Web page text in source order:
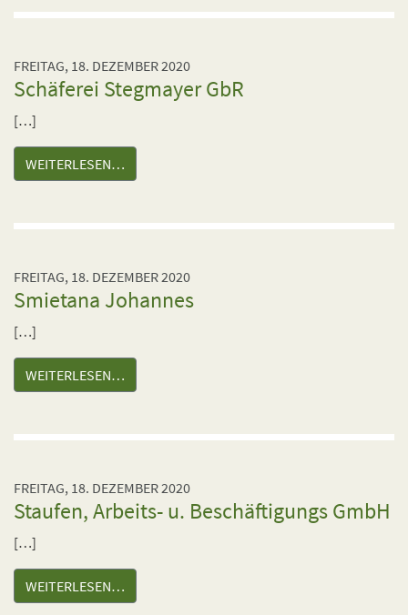
FREITAG, 18. DEZEMBER 2020
Schäferei Stegmayer GbR
[…]
WEITERLESEN…
FREITAG, 18. DEZEMBER 2020
Smietana Johannes
[…]
WEITERLESEN…
FREITAG, 18. DEZEMBER 2020
Staufen, Arbeits- u. Beschäftigungs GmbH
[…]
WEITERLESEN…